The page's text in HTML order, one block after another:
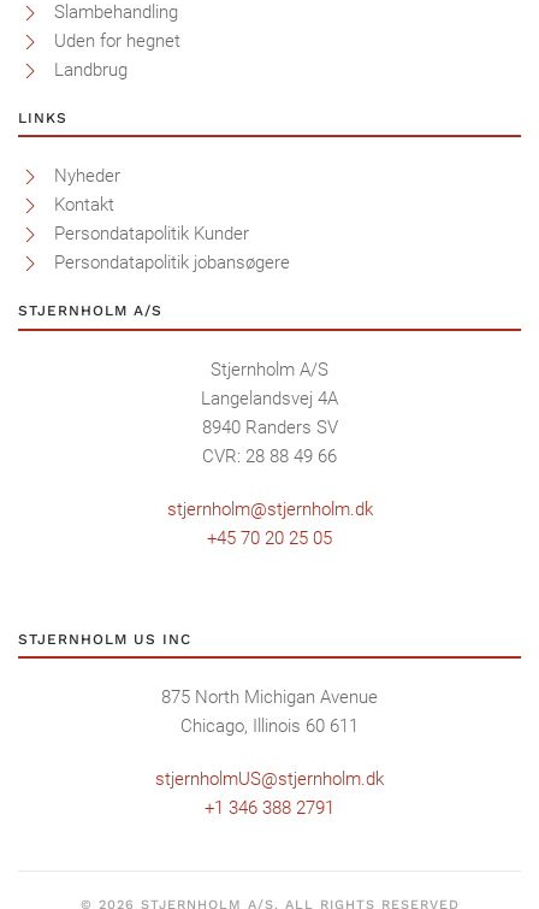
Slambehandling
Uden for hegnet
Landbrug
LINKS
Nyheder
Kontakt
Persondatapolitik Kunder
Persondatapolitik jobansøgere
STJERNHOLM A/S
Stjernholm A/S
Langelandsvej 4A
8940 Randers SV
CVR: 28 88 49 66
stjernholm@stjernholm.dk
+45 70 20 25 05
STJERNHOLM US INC
875 North Michigan Avenue
Chicago, Illinois 60 611
stjernholmUS@stjernholm.dk
+1 346 388 2791
© 2026 STJERNHOLM A/S. ALL RIGHTS RESERVED